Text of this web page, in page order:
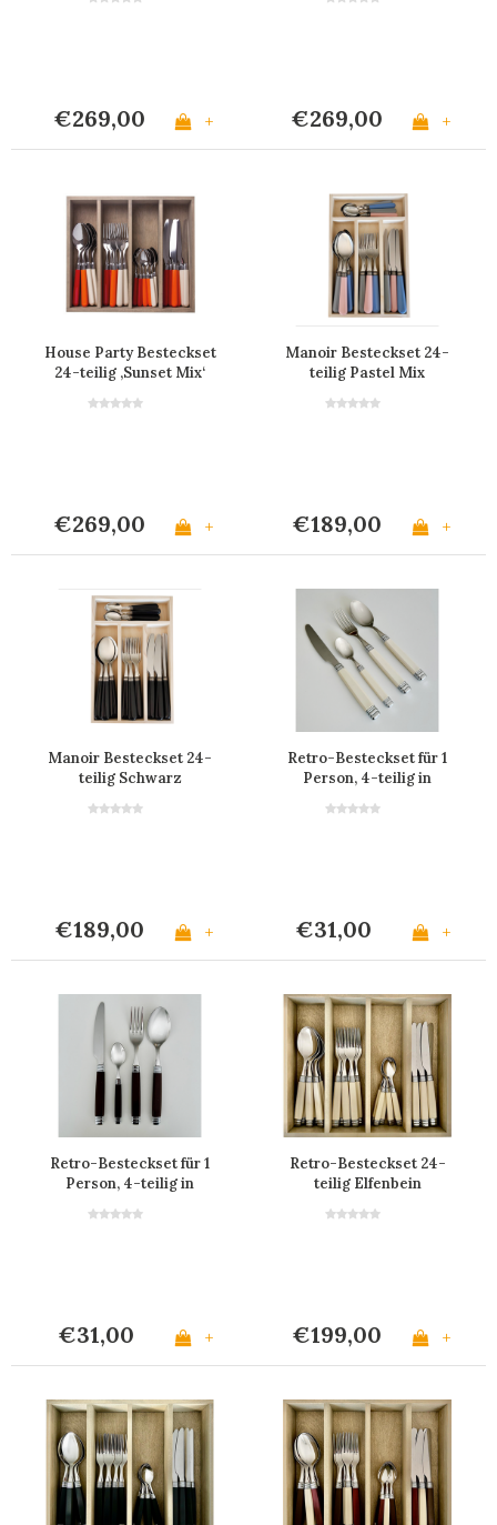
€269,00 + €269,00 +
House Party Besteckset
24-teilig ‚Sunset Mix‘
€269,00 +
Manoir Besteckset 24-
teilig Pastel Mix
€189,00 +
Manoir Besteckset 24-
teilig Schwarz
€189,00 +
Retro-Besteckset für 1
Person, 4-teilig in
€31,00 +
Retro-Besteckset für 1
Person, 4-teilig in
€31,00 +
Retro-Besteckset 24-
teilig Elfenbein
€199,00 +